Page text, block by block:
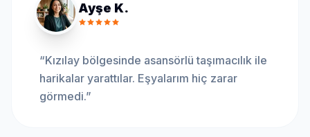
Ayşe K.
“Kızılay bölgesinde asansörlü taşımacılık ile
harikalar yarattılar. Eşyalarım hiç zarar
görmedi.”